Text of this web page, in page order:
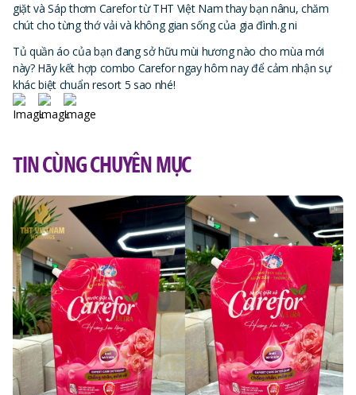
giặt và Sáp thơm Carefor từ THT Việt Nam thay bạn nânu, chăm
chút cho từng thớ vải và không gian sống của gia đình.g ni
Tủ quần áo của bạn đang sở hữu mùi hương nào cho mùa mới
này? Hãy kết hợp combo Carefor ngay hôm nay để cảm nhận sự
khác biệt chuẩn resort 5 sao nhé!
TIN CÙNG CHUYÊN MỤC